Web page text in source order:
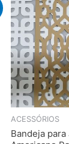
ACESSÓRIOS
Bandeja para